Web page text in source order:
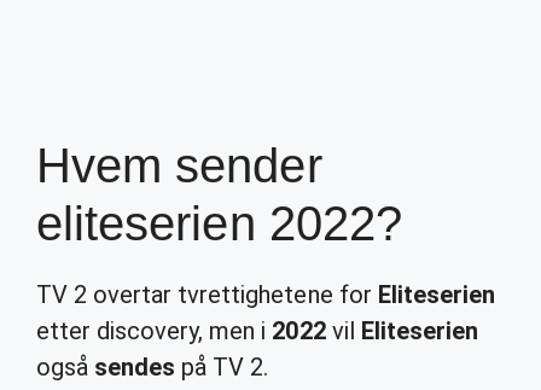
Hvem sender
eliteserien 2022?
TV 2 overtar tvrettighetene for Eliteserien
etter discovery, men i 2022vil Eliteserien
også sendes på TV 2.